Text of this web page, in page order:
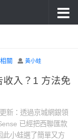
關 黃小蛙
收入？1 方法免
新：透過京城網銀領
已經把西聯匯款
此小蛙選了簡單又方